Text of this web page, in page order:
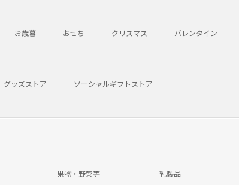
お歳暮 おせち クリスマス バレンタイン
グッズストア ソーシャルギフトストア
果物・野菜等 乳製品